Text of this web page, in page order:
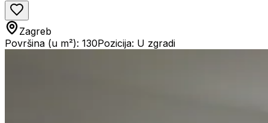
Zagreb
Površina (u m²): 130Pozicija: U zgradi